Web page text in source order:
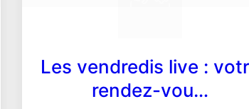
Les vendredis live :
rendez-vou…